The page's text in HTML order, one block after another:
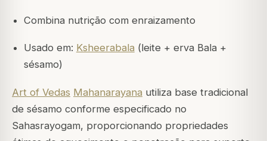
Combina nutrição com enraizamento
Usado em: Ksheerabala (leite + erva Bala +
sésamo)
Art of Vedas Mahanarayana utiliza base tradicional
de sésamo conforme especificado no
Sahasrayogam, proporcionando propriedades